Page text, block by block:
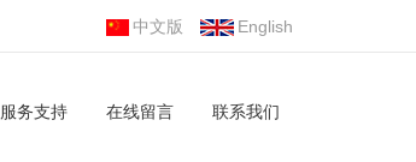
中文版 English
服务支持 在线留言 联系我们